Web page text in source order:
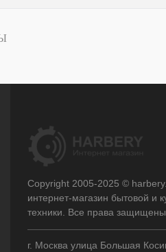
Copyright 2005-2025 ©
интернет-магазин бытовой и
техники. Все права защищены.
г. Москва улица Большая